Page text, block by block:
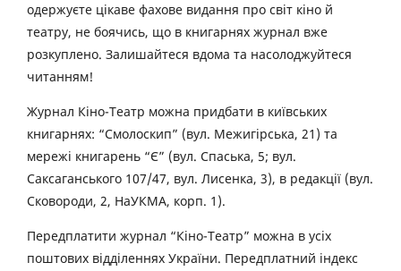
одержуєте цікаве фахове видання про світ кіно й
театру, не боячись, що в книгарнях журнал вже
розкуплено. Залишайтеся вдома та насолоджуйтеся
читанням!
Журнал Кіно-Театр можна придбати в київських
книгарнях: “Смолоскип” (вул. Межигірська, 21) та
мережі книгарень “Є” (вул. Спаська, 5; вул.
Саксаганського 107/47, вул. Лисенка, 3), в редакції (вул.
Сковороди, 2, НаУКМА, корп. 1).
Передплатити журнал “Кіно-Театр” можна в усіх
поштових відділеннях України. Передплатний індекс